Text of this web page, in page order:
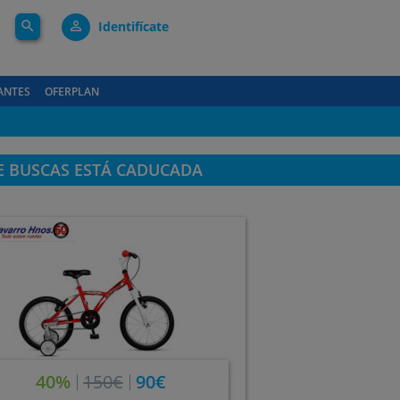
search person_outline Identifícate
OFERPLAN
ESTÁ CADUCADA
40% 150€ 90€